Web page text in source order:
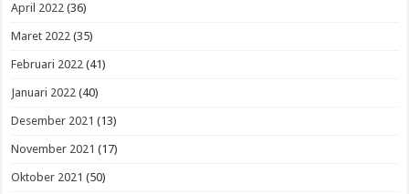
April 2022 (36)
Maret 2022 (35)
Februari 2022 (41)
Januari 2022 (40)
Desember 2021 (13)
November 2021 (17)
Oktober 2021 (50)